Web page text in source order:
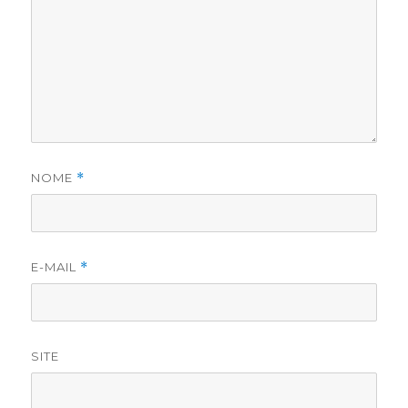
NOME *
E-MAIL *
SITE